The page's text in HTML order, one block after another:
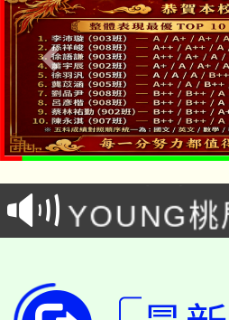
「本色祭
場熱烈登
8/21下午1
徵才活動。
YOUNG桃
8月14至
開!
115年桃